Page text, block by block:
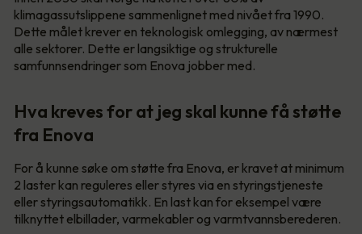
klimagassutslippene sammenlignet med nivået fra 1990.
Dette målet krever en teknologisk omlegging, av nærmest
alle sektorer. Dette er langsiktige og strukturelle
samfunnsendringer som Enova jobber med.
Hva kreves for at jeg skal kunne få støtte
fra Enova
For å kunne søke om støtte fra Enova, er kravet at minimum
2 laster kan reguleres eller styres via en styringstjeneste
eller styringsautomatikk. En last kan for eksempel være
tilknyttet elbillader, varmekabler og varmtvannsberederen.